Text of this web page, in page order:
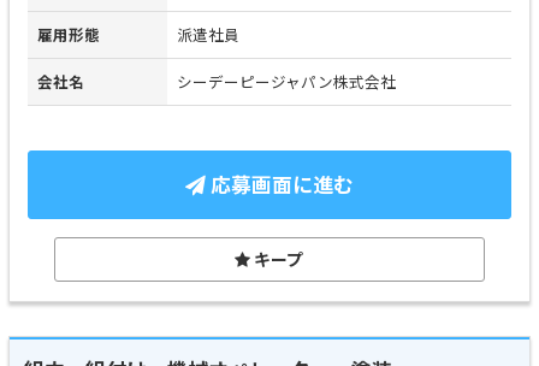
雇用形態 派遣社員
会社名 シーデーピージャパン株式会社
応募画面に進む
キープ